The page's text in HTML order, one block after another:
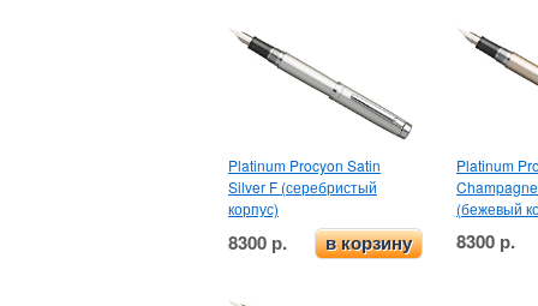
Platinum Procyon Satin
Silver F (серебристый
корпус)
8300 р. в корзину
Platinum
(бежевый
8300 р.